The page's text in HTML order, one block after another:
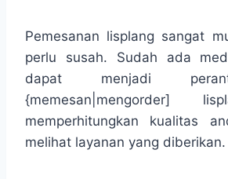
Pemesanan lisplang sangat
perlu susah. Sudah ada
dapat menjadi
{memesan|mengorder]
memperhitungkan kualitas
melihat layanan yang diberikan.